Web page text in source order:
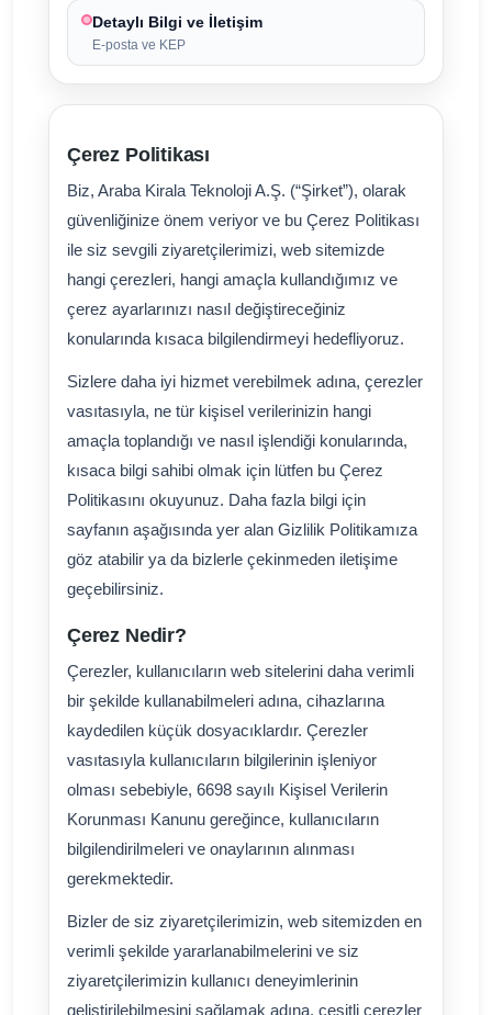
Detaylı Bilgi ve İletişim
E-posta ve KEP
Çerez Politikası
Biz, Araba Kirala Teknoloji A.Ş. (“Şirket”), olarak
güvenliğinize önem veriyor ve bu Çerez Politikası
ile siz sevgili ziyaretçilerimizi, web sitemizde
hangi çerezleri, hangi amaçla kullandığımız ve
çerez ayarlarınızı nasıl değiştireceğiniz
konularında kısaca bilgilendirmeyi hedefliyoruz.
Sizlere daha iyi hizmet verebilmek adına, çerezler
vasıtasıyla, ne tür kişisel verilerinizin hangi
amaçla toplandığı ve nasıl işlendiği konularında,
kısaca bilgi sahibi olmak için lütfen bu Çerez
Politikasını okuyunuz. Daha fazla bilgi için
sayfanın aşağısında yer alan Gizlilik Politikamıza
göz atabilir ya da bizlerle çekinmeden iletişime
geçebilirsiniz.
Çerez Nedir?
Çerezler, kullanıcıların web sitelerini daha verimli
bir şekilde kullanabilmeleri adına, cihazlarına
kaydedilen küçük dosyacıklardır. Çerezler
vasıtasıyla kullanıcıların bilgilerinin işleniyor
olması sebebiyle, 6698 sayılı Kişisel Verilerin
Korunması Kanunu gereğince, kullanıcıların
bilgilendirilmeleri ve onaylarının alınması
gerekmektedir.
Bizler de siz ziyaretçilerimizin, web sitemizden en
verimli şekilde yararlanabilmelerini ve siz
ziyaretçilerimizin kullanıcı deneyimlerinin
geliştirilebilmesini sağlamak adına, çeşitli çerezler